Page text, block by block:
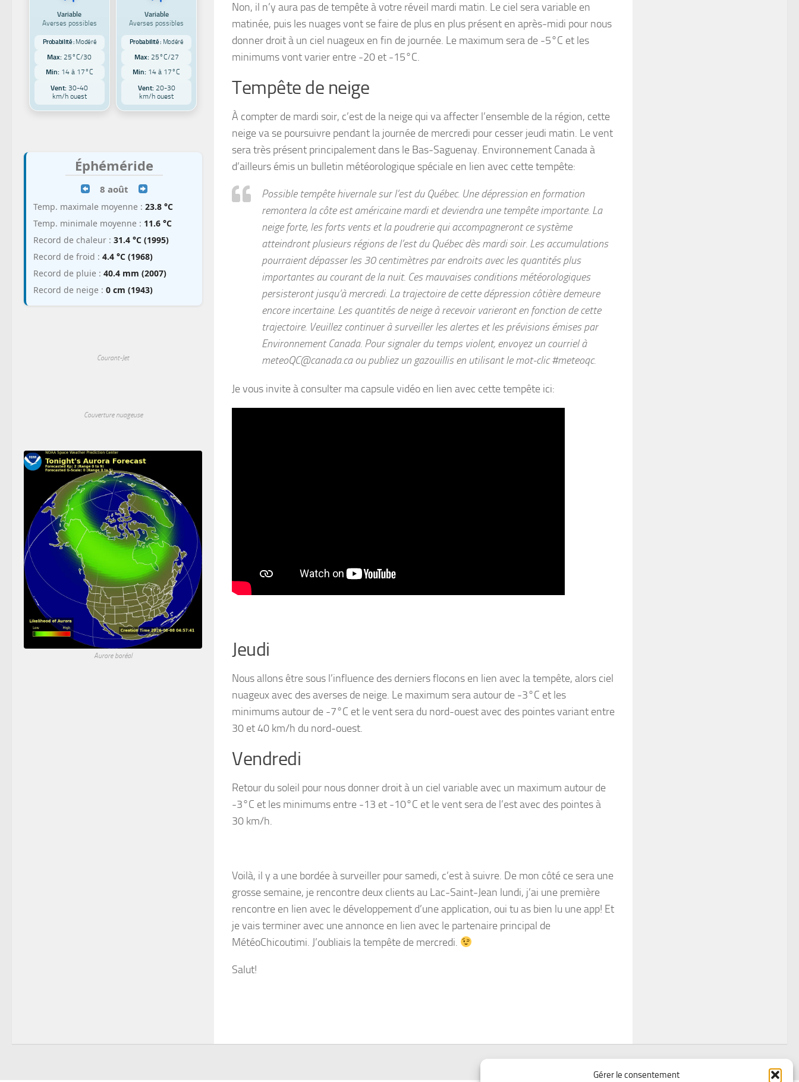
Gérer le consentement
Non, il n’y aura pas de tempête à votre réveil mardi matin. Le ciel sera variable en
matinée, puis les nuages vont se faire de plus en plus présent en après-midi pour nous
donner droit à un ciel nuageux en fin de journée. Le maximum sera de -5°C et les
minimums vont varier entre -20 et -15°C.
Tempête de neige
À compter de mardi soir, c’est de la neige qui va affecter l’ensemble de la région, cette
neige va se poursuivre pendant la journée de mercredi pour cesser jeudi matin. Le vent
sera très présent principalement dans le Bas-Saguenay. Environnement Canada à
d’ailleurs émis un bulletin météorologique spéciale en lien avec cette tempête:
Possible tempête hivernale sur l’est du Québec. Une dépression en formation
remontera la côte est américaine mardi et deviendra une tempête importante. La
neige forte, les forts vents et la poudrerie qui accompagneront ce système
atteindront plusieurs régions de l’est du Québec dès mardi soir. Les accumulations
pourraient dépasser les 30 centimètres par endroits avec les quantités plus
importantes au courant de la nuit. Ces mauvaises conditions météorologiques
persisteront jusqu’à mercredi. La trajectoire de cette dépression côtière demeure
encore incertaine. Les quantités de neige à recevoir varieront en fonction de cette
trajectoire. Veuillez continuer à surveiller les alertes et les prévisions émises par
Environnement Canada. Pour signaler du temps violent, envoyez un courriel à
meteoQC@canada.caou publiez un gazouillis en utilisant le mot-clic #meteoqc.
Je vous invite à consulter ma capsule vidéo en lien avec cette tempête ici:
Jeudi
Nous allons être sous l’influence des derniers flocons en lien avec la tempête, alors ciel
nuageux avec des averses de neige. Le maximum sera autour de -3°C et les
minimums autour de -7°C et le vent sera du nord-ouest avec des pointes variant entre
30 et 40 km/h du nord-ouest.
Vendredi
Retour du soleil pour nous donner droit à un ciel variable avec un maximum autour de
-3°C et les minimums entre -13 et -10°C et le vent sera de l’est avec des pointes à
30 km/h.
Voilà, il y a une bordée à surveiller pour samedi, c’est à suivre. De mon côté ce sera une
grosse semaine, je rencontre deux clients au Lac-Saint-Jean lundi, j’ai une première
rencontre en lien avec le développement d’une application, oui tu as bien lu une app! Et
je vais terminer avec une annonce en lien avec le partenaire principal de
MétéoChicoutimi. J’oubliais la tempête de mercredi.
Salut!
Variable
Averses possibles
Probabilité : Modéré
Max: 25°C/30
Min: 14 à 17°C
Vent: 30-40
km/h ouest
Variable
Averses possibles
Probabilité : Modéré
Max: 25°C/27
Min: 14 à 17°C
Vent:20-30
km/h ouest
Éphéméride
8 août
Temp. maximale moyenne : 23.8 °C
Temp. minimale moyenne : 11.6 °C
Record de chaleur : 31.4 °C (1995)
Record de froid : 4.4 °C (1968)
Record de pluie : 40.4 mm (2007)
Record de neige : 0 cm (1943)
Courant-Jet
Couverture nuageuse
Aurore boréal